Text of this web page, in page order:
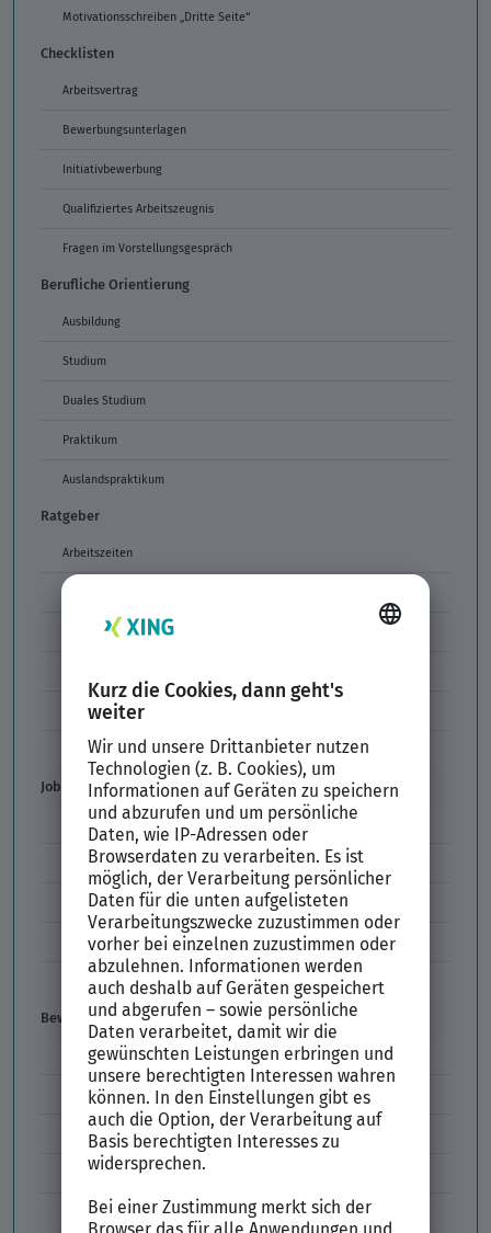
Motivationsschreiben „Dritte Seite“
Checklisten
Arbeitsvertrag
Bewerbungsunterlagen
Initiativbewerbung
Qualifiziertes Arbeitszeugnis
Fragen im Vorstellungsgespräch
Berufliche Orientierung
Ausbildung
Studium
Duales Studium
Praktikum
Auslandspraktikum
Ratgeber
Arbeitszeiten
Arbeitszeitmodelle
Formulierungen im Arbeitszeugnis
Unbefristeter Arbeitsvertrag
Der XING Bewerbungsratgeber
Job & Karriere
Arbeitsvertrag
Codes im Arbeitszeugnis
Kündigung
Einstiegsgehalt
Gehaltswunsch
Bewerbung
E-Mail-Bewerbung
Anlagen und Zeugnisse
Initiativbewerbung
Interne Bewerbung
Empfehlungsschreiben